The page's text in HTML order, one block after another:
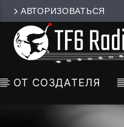
АВТОРИЗОВАТЬСЯ
ОТ СОЗДАТЕЛЯ